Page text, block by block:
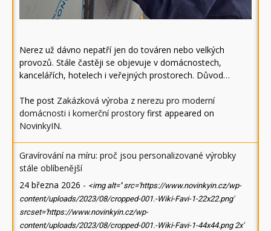
Nerez už dávno nepatří jen do továren nebo velkých
provozů. Stále častěji se objevuje v domácnostech,
kancelářích, hotelech i veřejných prostorech. Důvod…
The post Zakázková výroba z nerezu pro moderní
domácnosti i komerční prostory first appeared on
NovinkyIN.
Gravírování na míru: proč jsou personalizované výrobky
stále oblíbenější
24 března 2026 - <img alt='' src='https://www.novinkyin.cz/wp-
content/uploads/2023/08/cropped-001.-Wiki-Favi-1-22x22.png'
srcset='https://www.novinkyin.cz/wp-
content/uploads/2023/08/cropped-001.-Wiki-Favi-1-44x44.png 2x'